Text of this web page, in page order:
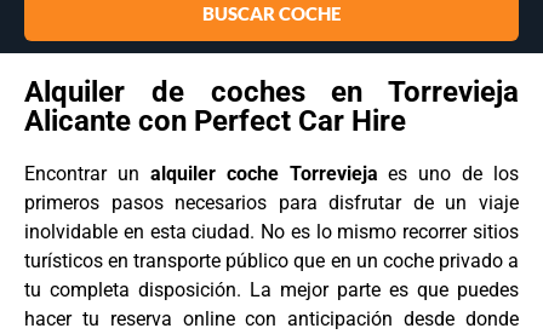
Alquiler de coches en Torrevieja
Alicante con Perfect Car Hire
Encontrar un alquiler coche Torrevieja es uno de los
primeros pasos necesarios para disfrutar de un viaje
inolvidable en esta ciudad. No es lo mismo recorrer sitios
turísticos en transporte público que en un coche privado a
tu completa disposición. La mejor parte es que puedes
hacer tu reserva online con anticipación desde donde